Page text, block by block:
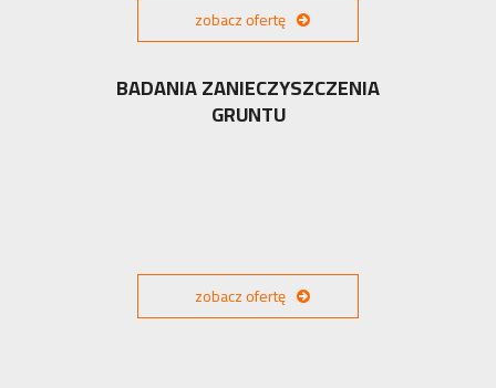
zobacz ofertę
BADANIA ZANIECZYSZCZENIA
GRUNTU
zobacz ofertę